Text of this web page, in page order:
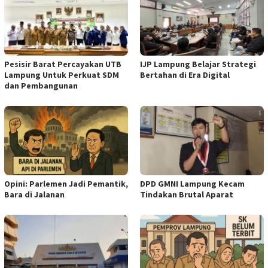
Pesisir Barat Percayakan UTB
Lampung Untuk Perkuat SDM
dan Pembangunan
IJP Lampung Belajar Strategi
Bertahan di Era Digital
Opini: Parlemen Jadi Pemantik,
Bara di Jalanan
DPD GMNI Lampung Kecam
Tindakan Brutal Aparat